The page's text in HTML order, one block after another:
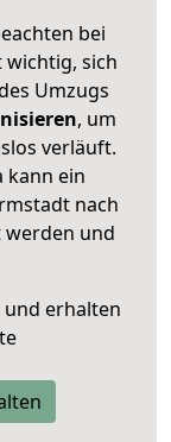
bei
wichtig, sich
Umzugs
, um
verläuft.
kann ein
nach
und
und erhalten